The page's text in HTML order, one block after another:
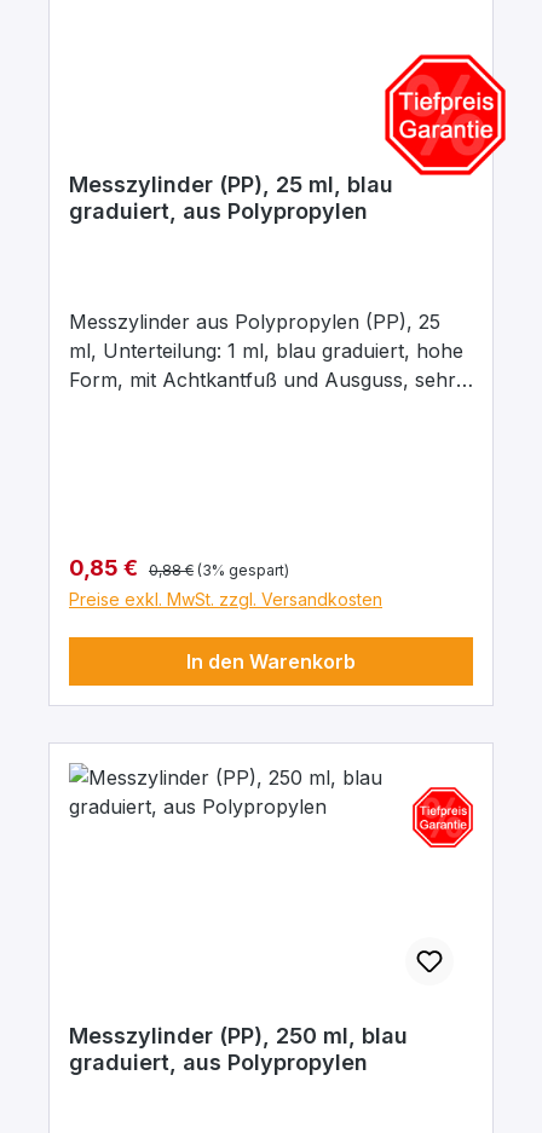
Messzylinder (PP), 25 ml, blau
graduiert, aus Polypropylen
Messzylinder aus Polypropylen (PP), 25
ml, Unterteilung: 1 ml, blau graduiert, hohe
Form, mit Achtkantfuß und Ausguss, sehr
der Toleranzgrenze.
Verkaufspreis:
0,85 € Regulärer Preis:
0,88 € (3% gespart)
Preise exkl. MwSt. zzgl. Versandkosten
In den Warenkorb
Messzylinder (PP), 250 ml, blau
graduiert, aus Polypropylen